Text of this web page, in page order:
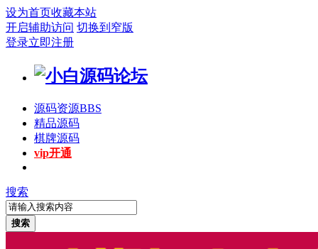
设为首页收藏本站
开启辅助访问 切换到窄版
登录立即注册
源码资源BBS
精品源码
棋牌源码
vip开通
搜索
搜索